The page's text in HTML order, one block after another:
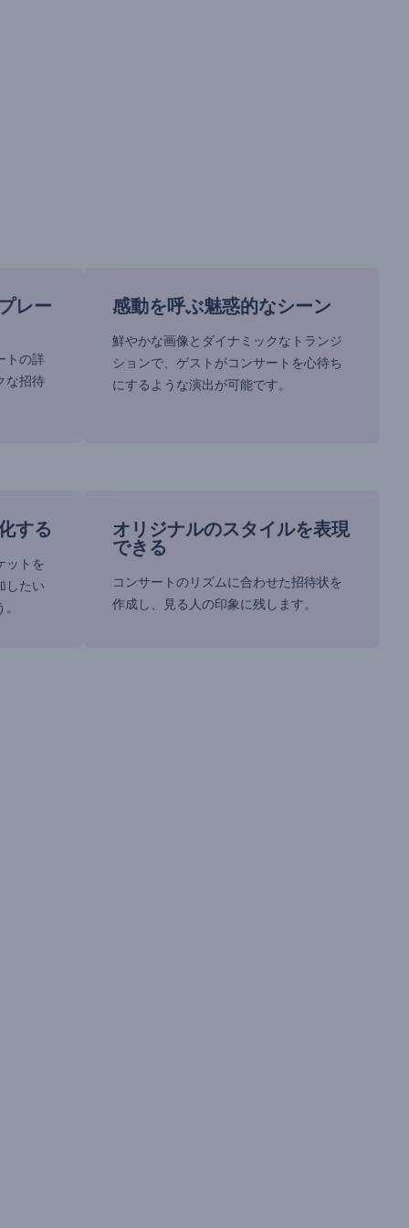
レー
トの詳
な招待
感動を呼ぶ魅惑的なシーン
鮮やかな画像とダイナミックなトランジ
ションで、ゲストがコンサートを心待ち
にするような演出が可能です。
する
ットを
したい
オリジナルのスタイルを表現
できる
コンサートのリズムに合わせた招待状を
作成し、見る人の印象に残します。